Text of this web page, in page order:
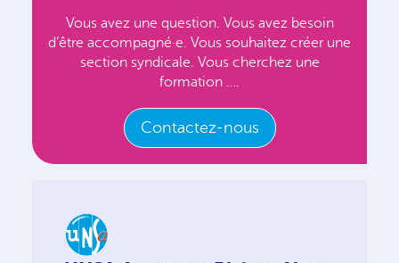
Vous avez une question. Vous avez besoin
d’être accompagné·e. Vous souhaitez créer une
section syndicale. Vous cherchez une
formation ….
Contactez-nous